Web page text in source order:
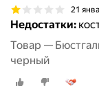
21
Недостатки:
Товар —
черный